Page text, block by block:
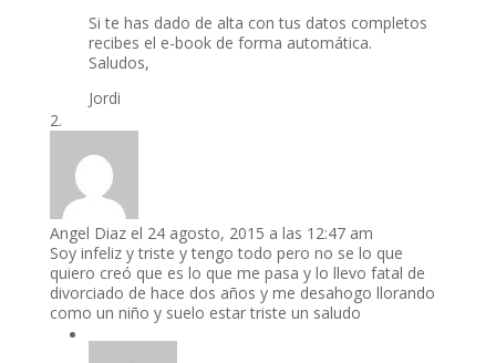
Si te has dado de alta con tus datos completos
recibes el e-book de forma automática.
Saludos,
Jordi
Angel Diaz el 24 agosto, 2015 a las 12:47 am
Soy infeliz y triste y tengo todo pero no se lo que
quiero creó que es lo que me pasa y lo llevo fatal de
divorciado de hace dos años y me desahogo llorando
como un niño y suelo estar triste un saludo